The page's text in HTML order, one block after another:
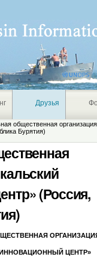
Друзья
общественная
Бурятия)
(Россия,
ЦЕНТР»